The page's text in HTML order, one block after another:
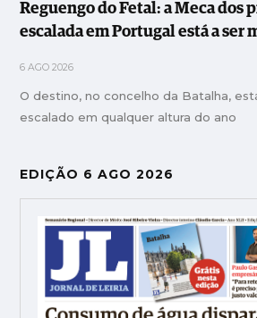
Reguengo do Fetal: a Meca dos
escalada em Portugal está a ser
6 AGO 2026
O destino, no concelho da Batalha,
escalado em qualquer altura do ano
EDIÇÃO 6 AGO 2026